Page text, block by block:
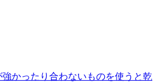
かったり合わないものを使うと乾